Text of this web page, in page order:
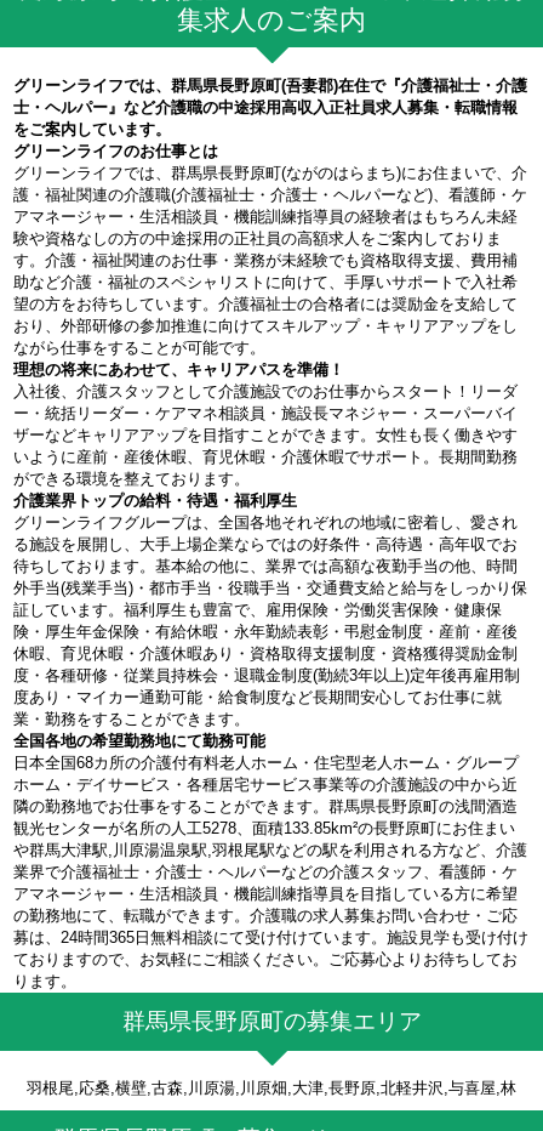
集求人のご案内
グリーンライフでは、群馬県長野原町(吾妻郡)在住で『介護福祉士・介護
士・ヘルパー』など介護職の中途採用高収入正社員求人募集・転職情報
をご案内しています。
グリーンライフのお仕事とは
グリーンライフでは、群馬県長野原町(ながのはらまち)にお住まいで、介
護・福祉関連の介護職(介護福祉士・介護士・ヘルパーなど)、看護師・ケ
アマネージャー・生活相談員・機能訓練指導員の経験者はもちろん未経
験や資格なしの方の中途採用の正社員の高額求人をご案内しておりま
す。介護・福祉関連のお仕事・業務が未経験でも資格取得支援、費用補
助など介護・福祉のスペシャリストに向けて、手厚いサポートで入社希
望の方をお待ちしています。介護福祉士の合格者には奨励金を支給して
おり、外部研修の参加推進に向けてスキルアップ・キャリアアップをし
ながら仕事をすることが可能です。
理想の将来にあわせて、キャリアパスを準備！
入社後、介護スタッフとして介護施設でのお仕事からスタート！リーダ
ー・統括リーダー・ケアマネ相談員・施設長マネジャー・スーパーバイ
ザーなどキャリアアップを目指すことができます。女性も長く働きやす
いように産前・産後休暇、育児休暇・介護休暇でサポート。長期間勤務
ができる環境を整えております。
介護業界トップの給料・待遇・福利厚生
グリーンライフグループは、全国各地それぞれの地域に密着し、愛され
る施設を展開し、大手上場企業ならではの好条件・高待遇・高年収でお
待ちしております。基本給の他に、業界では高額な夜勤手当の他、時間
外手当(残業手当)・都市手当・役職手当・交通費支給と給与をしっかり保
証しています。福利厚生も豊富で、雇用保険・労働災害保険・健康保
険・厚生年金保険・有給休暇・永年勤続表彰・弔慰金制度・産前・産後
休暇、育児休暇・介護休暇あり・資格取得支援制度・資格獲得奨励金制
度・各種研修・従業員持株会・退職金制度(勤続3年以上)定年後再雇用制
度あり・マイカー通勤可能・給食制度など長期間安心してお仕事に就
業・勤務をすることができます。
全国各地の希望勤務地にて勤務可能
日本全国68カ所の介護付有料老人ホーム・住宅型老人ホーム・グループ
ホーム・デイサービス・各種居宅サービス事業等の介護施設の中から近
隣の勤務地でお仕事をすることができます。群馬県長野原町の浅間酒造
観光センターが名所の人工5278、面積133.85km²の長野原町にお住まい
や群馬大津駅,川原湯温泉駅,羽根尾駅などの駅を利用される方など、介護
業界で介護福祉士・介護士・ヘルパーなどの介護スタッフ、看護師・ケ
アマネージャー・生活相談員・機能訓練指導員を目指している方に希望
の勤務地にて、転職ができます。介護職の求人募集お問い合わせ・ご応
募は、24時間365日無料相談にて受け付けています。施設見学も受け付け
ておりますので、お気軽にご相談ください。ご応募心よりお待ちしてお
ります。
群馬県長野原町の募集エリア
羽根尾,応桑,横壁,古森,川原湯,川原畑,大津,長野原,北軽井沢,与喜屋,林